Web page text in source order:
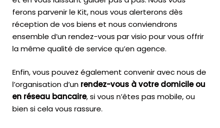
ferons parvenir le Kit, nous vous alerterons dès
réception de vos biens et nous conviendrons
ensemble d’un rendez-vous par visio pour vous offrir
la même qualité de service qu’en agence.
Enfin, vous pouvez également convenir avec nous de
l’organisation d’un rendez-vous à votre domicile ou
en réseau bancaire, si vous n’êtes pas mobile, ou
bien si cela vous rassure.